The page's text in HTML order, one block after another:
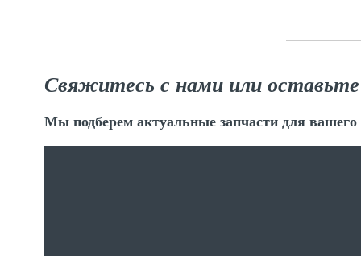
Свяжитесь с нами или оставьте
Мы подберем актуальные запчасти для вашего